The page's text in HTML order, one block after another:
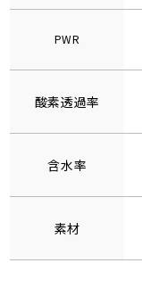
PWR
酸素透過率
含水率
素材